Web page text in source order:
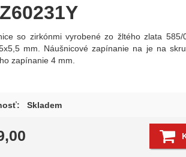
so zirkónmi vyrobené zo žltého zlata 585/
mm. Náušnicové zapínanie na je na
zapínanie 4 mm.
Skladem